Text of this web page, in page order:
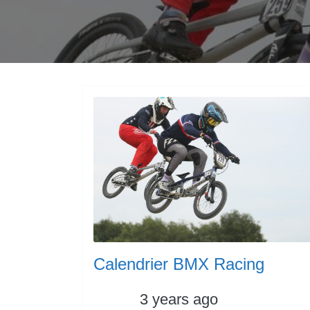
Calendrier BMX Racing
Posted
3 years ago